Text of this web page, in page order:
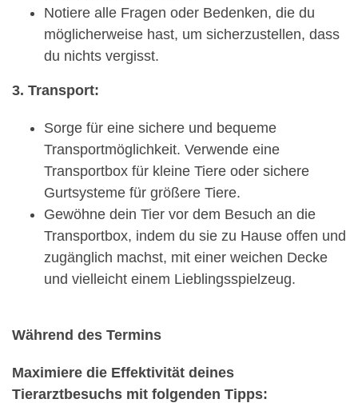
Notiere alle Fragen oder Bedenken, die du
möglicherweise hast, um sicherzustellen, dass
du nichts vergisst.
3. Transport:
Sorge für eine sichere und bequeme
Transportmöglichkeit. Verwende eine
Transportbox für kleine Tiere oder sichere
Gurtsysteme für größere Tiere.
Gewöhne dein Tier vor dem Besuch an die
Transportbox, indem du sie zu Hause offen und
zugänglich machst, mit einer weichen Decke
und vielleicht einem Lieblingsspielzeug.
Während des Termins
Maximiere die Effektivität deines
Tierarztbesuchs mit folgenden Tipps: